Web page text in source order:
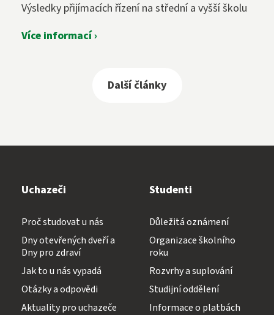
Výsledky přijímacích řízení na střední a vyšší školu
Více informací ›
Další články
Uchazeči
Proč studovat u nás
Dny otevřených dveří a
Dny pro zdraví
Jak to u nás vypadá
Otázky a odpovědi
Aktuality pro uchazeče
Studenti
Důležitá oznámení
Organizace školního
roku
Rozvrhy a suplování
Studijní oddělení
Informace o platbách